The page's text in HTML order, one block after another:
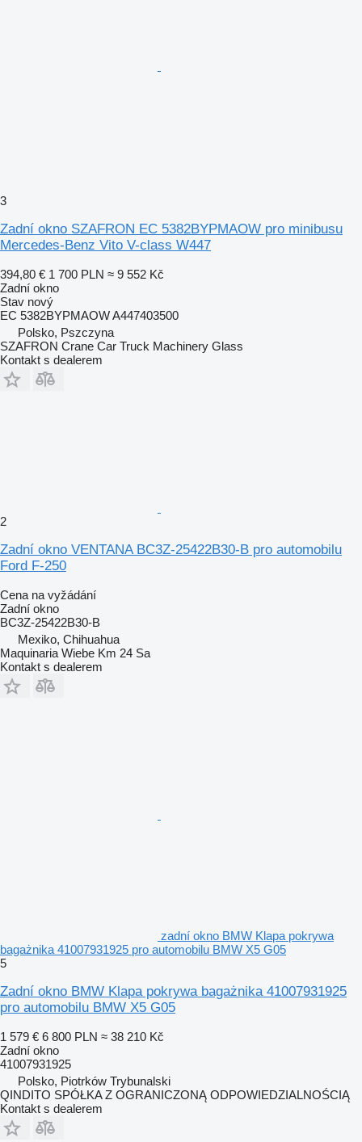
3
Zadní okno SZAFRON EC 5382BYPMAOW pro minibusu
Mercedes-Benz Vito V-class W447
394,80 € 1 700 PLN ≈ 9 552 Kč
Zadní okno
Stav nový
EC 5382BYPMAOW A447403500
Polsko, Pszczyna
SZAFRON Crane Car Truck Machinery Glass
Kontakt s dealerem
2
Zadní okno VENTANA BC3Z-25422B30-B pro automobilu
Ford F-250
Cena na vyžádání
Zadní okno
BC3Z-25422B30-B
Mexiko, Chihuahua
Maquinaria Wiebe Km 24 Sa
Kontakt s dealerem
zadní okno BMW Klapa pokrywa
bagażnika 41007931925 pro automobilu BMW X5 G05
5
Zadní okno BMW Klapa pokrywa bagażnika 41007931925
pro automobilu BMW X5 G05
1 579 € 6 800 PLN ≈ 38 210 Kč
Zadní okno
41007931925
Polsko, Piotrków Trybunalski
QINDITO SPÓŁKA Z OGRANICZONĄ ODPOWIEDZIALNOŚCIĄ
Kontakt s dealerem